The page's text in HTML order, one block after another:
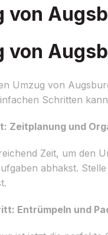
von
von
Umzug von
Schritten
Zeitplanung und
Zeit, um den
abhakst.
Entrümpeln und